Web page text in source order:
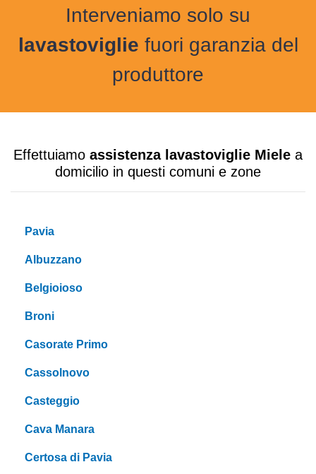
Interveniamo solo su
lavastoviglie fuori garanzia del
produttore
Effettuiamo assistenza lavastoviglie Miele a
domicilio in questi comuni e zone
Pavia
Albuzzano
Belgioioso
Broni
Casorate Primo
Cassolnovo
Casteggio
Cava Manara
Certosa di Pavia